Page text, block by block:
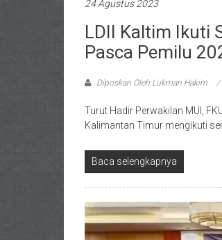
24 Agustus 2023
LDII Kaltim Ikuti
Pasca Pemilu
Diposkan Oleh:Lukman Hakim
Turut Hadir Perwakilan MUI,
Kalimantan Timur mengikuti
Baca selengkapnya